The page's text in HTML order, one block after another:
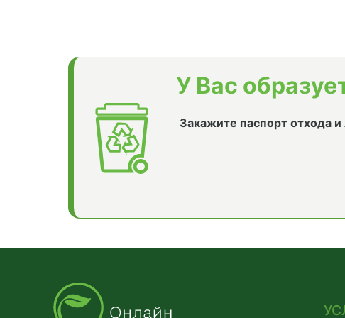
У Вас
Закажите паспорт отхода